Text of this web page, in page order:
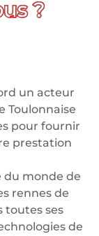
un acteur
Toulonnaise
pour fournir
prestation
du monde de
rennes de
toutes ses
de